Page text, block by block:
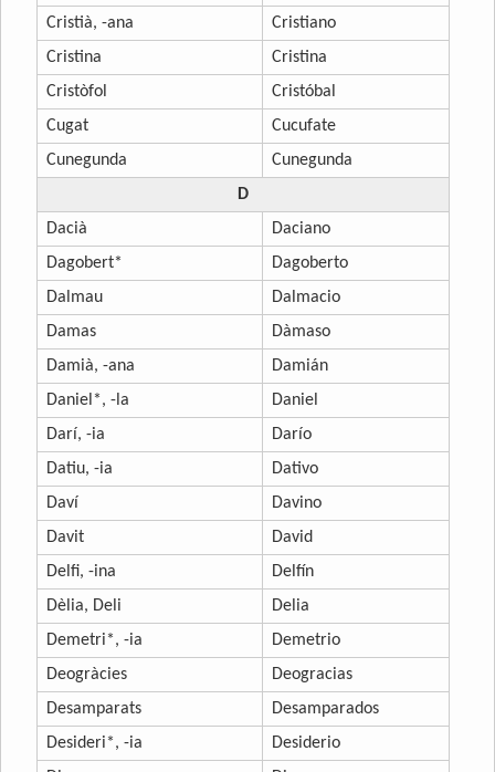
Cristià, -ana
Cristiano
Cristina
Cristina
Cristòfol
Cristóbal
Cugat
Cucufate
Cunegunda
Cunegunda
D
Dacià
Daciano
Dagobert*
Dagoberto
Dalmau
Dalmacio
Damas
Dàmaso
Damià, -ana
Damián
Daniel*, -la
Daniel
Darí, -ia
Darío
Datiu, -ia
Dativo
Daví
Davino
Davit
David
Delfi, -ina
Delfín
Dèlia, Deli
Delia
Demetri*, -ia
Demetrio
Deogràcies
Deogracias
Desamparats
Desamparados
Desideri*, -ia
Desiderio